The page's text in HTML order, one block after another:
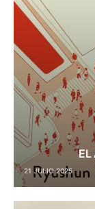
EL
21 JULIO 2025